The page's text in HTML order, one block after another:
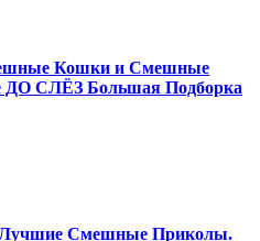
Кошки и Смешные
СЛЁЗ Большая Подборка
Лучшие Смешные Приколы.